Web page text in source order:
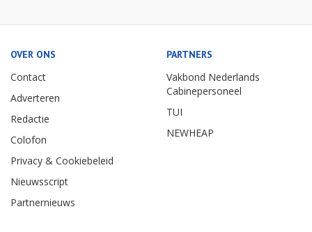
OVER ONS
Contact
Adverteren
Redactie
Colofon
Privacy & Cookiebeleid
Nieuwsscript
Partnernieuws
PARTNERS
Vakbond Nederlands
Cabinepersoneel
TUI
NEWHEAP